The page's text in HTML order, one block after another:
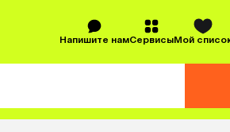
Напишите намСервисыМой